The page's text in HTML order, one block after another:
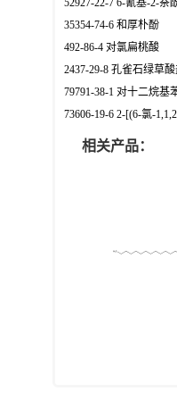
52927-22-7 6-氰基-2-萘
35354-74-6 和厚朴酚
492-86-4 对氯扁桃酸
2437-29-8 孔雀石绿草
79791-38-1 对十二烷基
73606-19-6 2-[(6-氯-
相关产品：